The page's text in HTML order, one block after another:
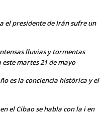
el presidente de Irán sufre un
lluvias y tormentas
martes 21 de mayo
es la conciencia histórica y el
el Cibao se habla con la i en